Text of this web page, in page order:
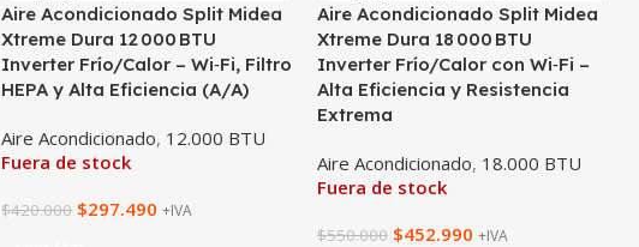
Aire Acondicionado Split Midea
Xtreme Dura 12 000 BTU
Inverter Frío/Calor – Wi‑Fi, Filtro
HEPA y Alta Eficiencia (A/A)
Aire Acondicionado, 12.000 BTU
Fuera de stock
$420.000 $297.490 +IVA
Aire Acondicionado Split Midea
Xtreme Dura 18 000 BTU
Inverter Frío/Calor con Wi‑Fi –
Alta Eficiencia y Resistencia
Extrema
Aire Acondicionado, 18.000 BTU
Fuera de stock
$550.000 $452.990 +IVA